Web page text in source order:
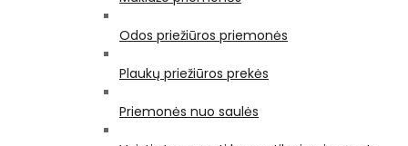
Odos priežiūros priemonės
Plaukų priežiūros prekės
Priemonės nuo saulės